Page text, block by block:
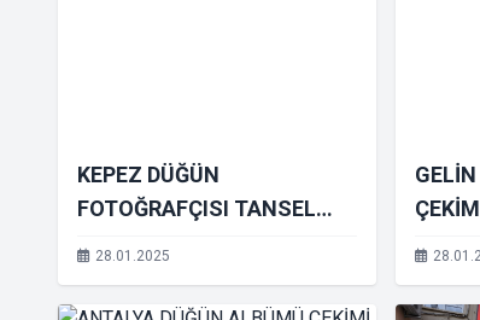
KEPEZ DÜĞÜN
FOTOĞRAFÇISI TANSEL
YAPAR PHOTOGRAPHY
28.01.2025